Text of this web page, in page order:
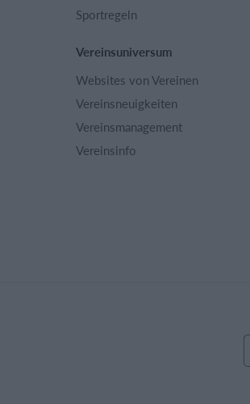
Sportregeln
Vereinsuniversum
Websites von Vereinen
Vereinsneuigkeiten
Vereinsmanagement
Vereinsinfo